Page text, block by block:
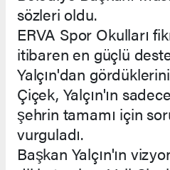
sözleri oldu.
ERVA Spor Okulları
itibaren en güçlü
Yalçın'dan
Çiçek, Yalçın'ın
şehrin tamamı için
vurguladı.
Başkan Yalçın'ın